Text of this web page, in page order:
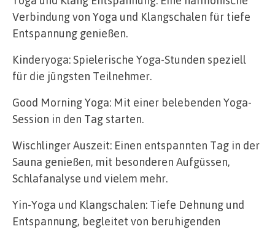
Verbindung von Yoga und Klangschalen für tiefe
Entspannung genießen.
Kinderyoga: Spielerische Yoga-Stunden speziell
für die jüngsten Teilnehmer.
Good Morning Yoga: Mit einer belebenden Yoga-
Session in den Tag starten.
Wischlinger Auszeit: Einen entspannten Tag in der
Sauna genießen, mit besonderen Aufgüssen,
Schlafanalyse und vielem mehr.
Yin-Yoga und Klangschalen: Tiefe Dehnung und
Entspannung, begleitet von beruhigenden